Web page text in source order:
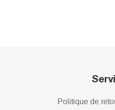
Politique de